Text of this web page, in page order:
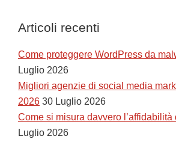
Articoli recenti
Come proteggere WordPress da
Luglio 2026
Migliori agenzie di social media
2026 30 Luglio 2026
Come si misura davvero l’affidabilità
Luglio 2026